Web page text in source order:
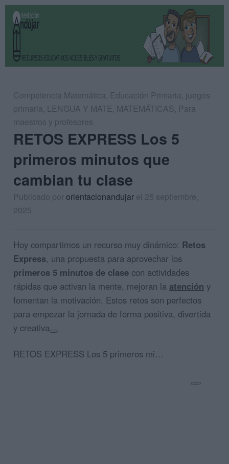
Competencia Matemática, Educación Primaria, juegos
primaria, LENGUA Y MATE, MATEMÁTICAS, Para
maestros y profesores
RETOS EXPRESS Los 5
primeros minutos que
cambian tu clase
Publicado pororientacionandujar el 25 septiembre,
2025
Hoy compartimos un recurso muy dinámico: Retos
Express, una propuesta para aprovechar los
primeros 5 minutos de clase con actividades
rápidas que activan la mente, mejoran la atención y
fomentan la motivación. Estos retos son perfectos
para empezar la jornada de forma positiva, divertida
y creativa
RETOS EXPRESS Los 5 primeros mi…
.